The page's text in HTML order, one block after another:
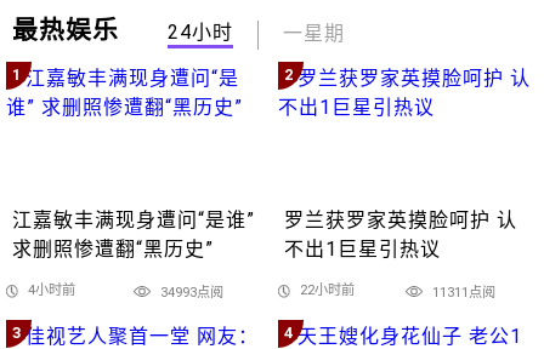
最热娱乐 24小时 一星期
1
江嘉敏丰满现身遭问“是谁”
求删照惨遭翻“黑历史”
4小时前 34993点阅
2
罗兰获罗家英摸脸呵护 认
不出1巨星引热议
22小时前 11311点阅
3 4